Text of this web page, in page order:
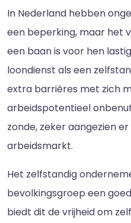
In Nederland hebben
een beperking, maar het
een baan is voor hen
loondienst als een
extra barrières met zich
arbeidspotentieel
zonde, zeker aangezien
arbeidsmarkt.
Het zelfstandig
bevolkingsgroep een
biedt dit de vrijheid om